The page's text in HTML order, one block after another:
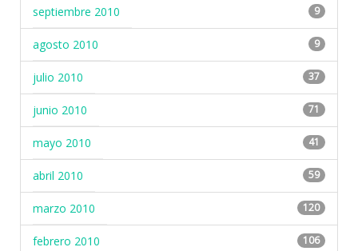
septiembre 2010 9
agosto 2010 9
julio 2010 37
junio 2010 71
mayo 2010 41
abril 2010 59
marzo 2010 120
febrero 2010 106